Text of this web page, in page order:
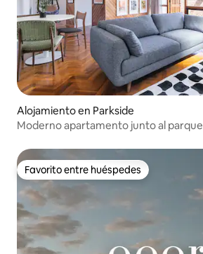
Alojamiento en Parkside
Moderno apartamento junto al parque
Favorito entre huéspedes
Favorito entre huéspedes